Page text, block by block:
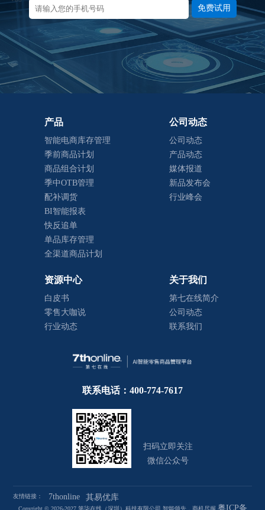
免费试用
产品
智能电商库存管理
季前商品计划
商品组合计划
季中OTB管理
配补调货
BI智能报表
快反追单
单品库存管理
全渠道商品计划
公司动态
公司动态
产品动态
媒体报道
新品发布会
行业峰会
资源中心
白皮书
零售大咖说
行业动态
关于我们
第七在线简介
公司动态
联系我们
联系电话：400-774-7617
扫码立即关注
微信公众号
友情链接： 7thonline 其易优库
Copyright © 2026-2027 第柒在线（深圳）科技有限公司 智能领先，商机尽握 粤ICP备